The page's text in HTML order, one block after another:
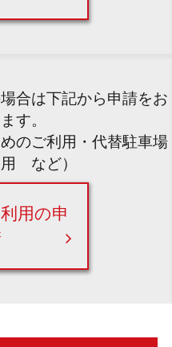
合は下記から申請をお
す。
のご利用・代替駐車場
など）
用の申